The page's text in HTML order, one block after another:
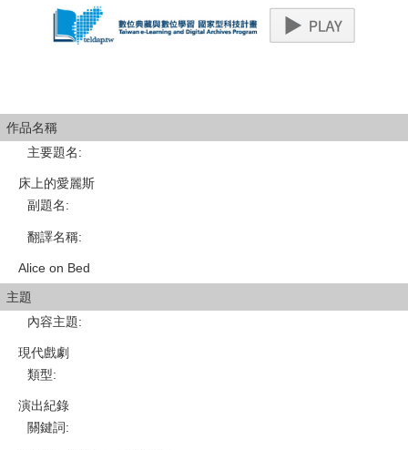
作品名稱
主要題名:
床上的愛麗斯
副題名:
翻譯名稱:
Alice on Bed
主題
內容主題:
現代戲劇
類型:
演出紀錄
關鍵詞: